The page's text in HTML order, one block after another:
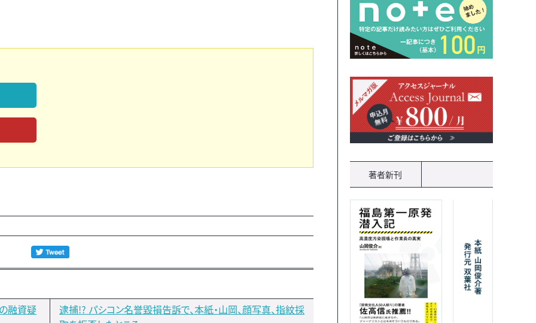
融資疑
逮捕!? パシコン名誉毀損告訴で、本紙・山岡、顔写真、指紋採
著者新刊